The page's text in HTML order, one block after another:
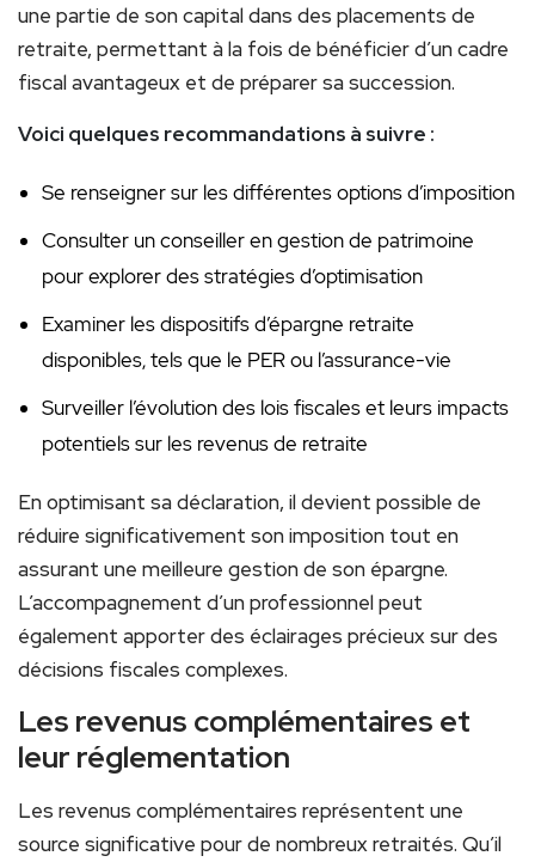
une partie de son capital dans des placements de
retraite, permettant à la fois de bénéficier d’un cadre
fiscal avantageux et de préparer sa succession.
Voici quelques recommandations à suivre :
Se renseigner sur les différentes options d’imposition
Consulter un conseiller en gestion de patrimoine
pour explorer des stratégies d’optimisation
Examiner les dispositifs d’épargne retraite
disponibles, tels que le PER ou l’assurance-vie
Surveiller l’évolution des lois fiscales et leurs impacts
potentiels sur les revenus de retraite
En optimisant sa déclaration, il devient possible de
réduire significativement son imposition tout en
assurant une meilleure gestion de son épargne.
L’accompagnement d’un professionnel peut
également apporter des éclairages précieux sur des
décisions fiscales complexes.
Les revenus complémentaires et
leur réglementation
Les revenus complémentaires représentent une
source significative pour de nombreux retraités. Qu’il